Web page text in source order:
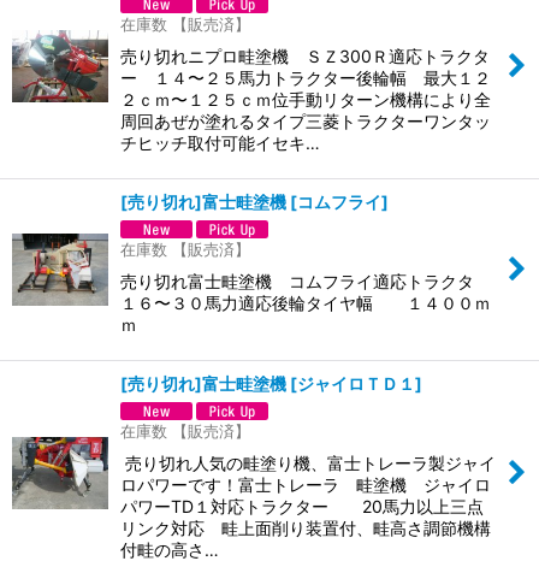
在庫数 【販売済】
売り切れニプロ畦塗機 ＳＺ300Ｒ適応トラクタ
ー １４〜２５馬力トラクター後輪幅 最大１２
２ｃｍ〜１２５ｃｍ位手動リターン機構により全
周回あぜが塗れるタイプ三菱トラクターワンタッ
チヒッチ取付可能イセキ…
[売り切れ]富士畦塗機 [コムフライ]
在庫数 【販売済】
売り切れ富士畦塗機 コムフライ適応トラクタ
１６〜３０馬力適応後輪タイヤ幅 １４００ｍ
ｍ
[売り切れ]富士畦塗機 [ジャイロＴＤ１]
在庫数 【販売済】
売り切れ人気の畦塗り機、富士トレーラ製ジャイ
ロパワーです！富士トレーラ 畦塗機 ジャイロ
パワーTD１対応トラクター 20馬力以上三点
リンク対応 畦上面削り装置付、畦高さ調節機構
付畦の高さ…